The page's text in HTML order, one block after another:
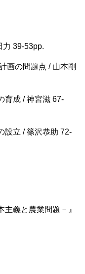
力 39-53pp.
画の問題点 / 山本剛
育成 / 神宮滋 67-
設立 / 篠沢恭助 72-
義と農業問題－』